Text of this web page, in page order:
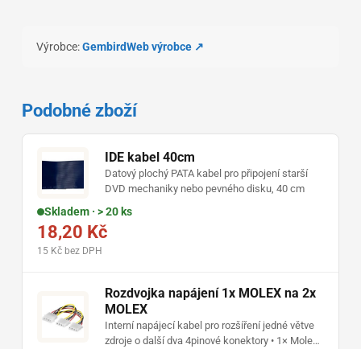
Výrobce:GembirdWeb výrobce ↗
Podobné zboží
IDE kabel 40cm
Datový plochý PATA kabel pro připojení starší
DVD mechaniky nebo pevného disku, 40 cm
Skladem · > 20 ks
18,20 Kč
15 Kč bez DPH
Rozdvojka napájení 1x MOLEX na 2x
MOLEX
Interní napájecí kabel pro rozšíření jedné větve
zdroje o další dva 4pinové konektory • 1× Molex